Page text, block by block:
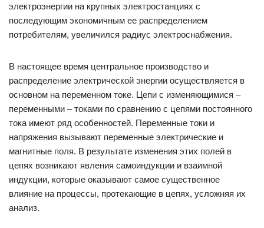
электроэнергии на крупных электростанциях с
последующим экономичным ее распределением
потребителям, увеличился радиус электроснабжения.
В настоящее время центральное производство и
распределение электрической энергии осуществляется в
основном на переменном токе. Цепи с изменяющимися –
переменными – токами по сравнению с цепями постоянного
тока имеют ряд особенностей. Переменные токи и
напряжения вызывают переменные электрические и
магнитные поля. В результате изменения этих полей в
цепях возникают явления самоиндукции и взаимной
индукции, которые оказывают самое существенное
влияние на процессы, протекающие в цепях, усложняя их
анализ.